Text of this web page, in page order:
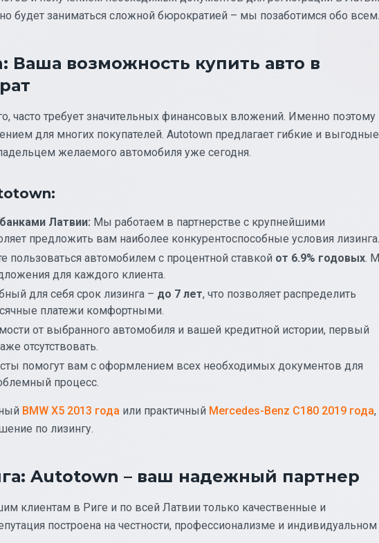
будет заниматься сложной бюрократией – мы позаботимся обо всем.
Ваша возможность купить авто в
часто требует значительных финансовых вложений. Именно поэтому
для многих покупателей. Autotown предлагает гибкие и выгодные
желаемого автомобиля уже сегодня.
Латвии: Мы работаем в партнерстве с крупнейшими
предложить вам наиболее конкурентоспособные условия лизинга.
пользоваться автомобилем с процентной ставкой от 6.9% годовых.
для каждого клиента.
для себя срок лизинга – до 7 лет, что позволяет распределить
платежи комфортными.
от выбранного автомобиля и вашей кредитной истории, первый
отсутствовать.
помогут вам с оформлением всех необходимых документов для
процесс.
BMW X5 2013 года или практичный Mercedes-Benz C180 2019 года,
по лизингу.
Autotown – ваш надежный партнер
клиентам в Риге и по всей Латвии только качественные и
построена на честности, профессионализме и индивидуальном